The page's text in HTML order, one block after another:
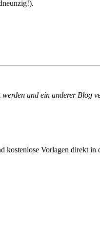
und ein anderer Blog
Vorlagen direkt in